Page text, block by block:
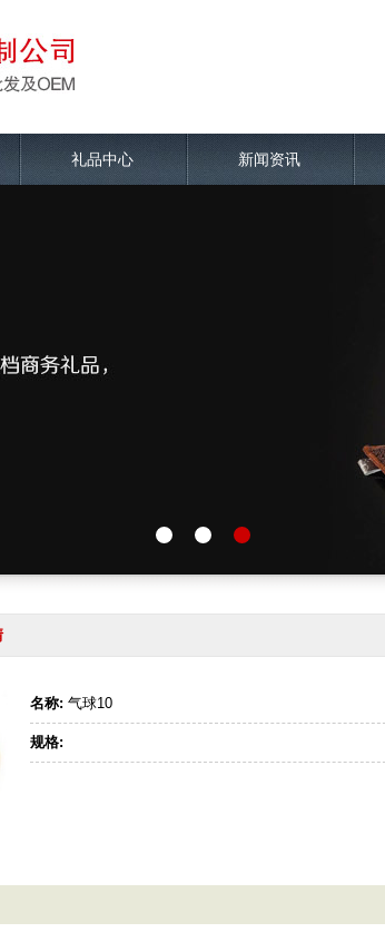
礼品中心 新闻资讯
名称: 气球10
规格: